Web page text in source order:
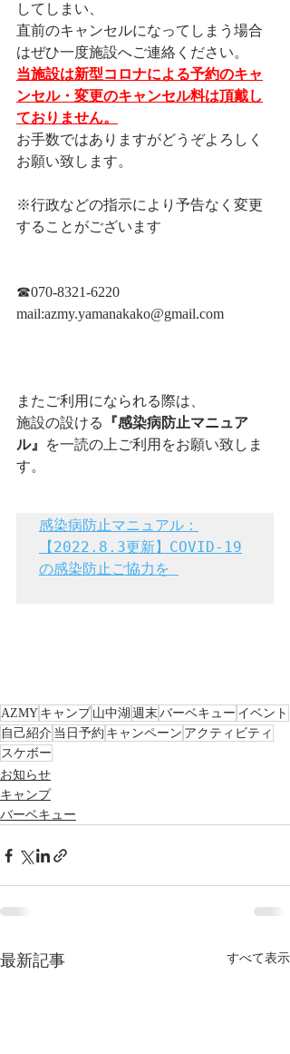
してしまい、
直前のキャンセルになってしまう場合
はぜひ一度施設へご連絡ください。
当施設は新型コロナによる予約のキャ
ンセル・変更のキャンセル料は頂戴し
ておりません。
お手数ではありますがどうぞよろしく
お願い致します。
※行政などの指示により予告なく変更
することがございます
☎︎070-8321-6220
mail:azmy.yamanakako@gmail.com
またご利用になられる際は、
施設の設ける
『感染病防止マニュア
ル』
を一読の上ご利用をお願い致しま
す。
感染病防止マニュアル：
【2022.8.3更新】COVID-19
AZMY キャンプ 山中湖 週末バーベキュー イベント
自己紹介 当日予約 キャンペーン アクティビティ
スケボー
お知らせ
キャンプ
バーベキュー
最新記事 すべて表示